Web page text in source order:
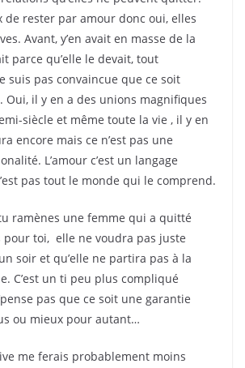
de rester par amour donc oui, elles
Avant, y’en avait en masse de la
parce qu’elle le devait, tout
suis pas convaincue que ce soit
Oui, il y en a des unions magnifiques
siècle et même toute la vie , il y en
encore mais ce n’est pas une
L’amour c’est un langage
pas tout le monde qui le comprend.
ramènes une femme qui a quitté
pour toi, elle ne voudra pas juste
soir et qu’elle ne partira pas à la
C’est un ti peu plus compliqué
pas que ce soit une garantie
ou mieux pour autant…
me ferais probablement moins